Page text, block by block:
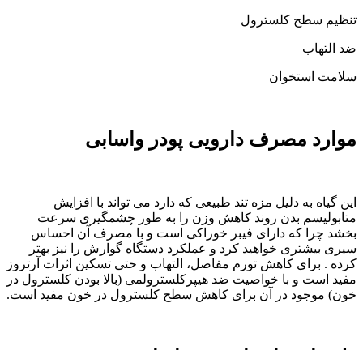
تنظیم سطح کلسترول
ضد التهاب
سلامت استخوان
موارد مصرف دارویی پودر واسابی
این گیاه به دلیل مزه تند طبیعی که دارد می تواند با افزایش
متابولیسم بدن روند کاهش وزن را به طور چشمگیری سرعت
بخشد چرا که دارای فیبر خوراکی است و با مصرف آن احساس
سیری بیشتری خواهید کرد و عملکرد دستگاه گوارش را نیز بهتر
کرده . برای کاهش تورم مفاصل، التهاب و حتی تسکین اثرات آرتروز
مفید است و با خواصیت ضد هیپرکلسترولمی (بالا بودن کلسترول در
خون) موجود در آن برای کاهش سطح کلسترول در خون مفید است.